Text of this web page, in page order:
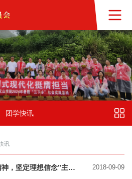
团学快讯
讯
2018-09-09
文山学院举行“弘扬老山精神，坚定理想信念”主题教育讲座